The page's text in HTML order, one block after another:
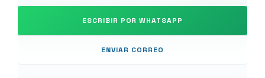
ESCRIBIR POR WHATSAPP
ENVIAR CORREO